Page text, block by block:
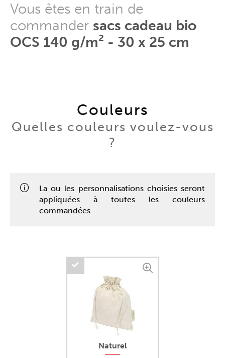
Vous êtes en train de
commander sacs cadeau bio
OCS 140 g/m² - 30 x 25 cm
Couleurs
Quelles couleurs voulez-vous
?
La ou les personnalisations choisies seront
appliquées à toutes les couleurs
commandées.
Naturel